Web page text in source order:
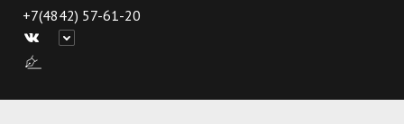
+7(4842) 57-61-20